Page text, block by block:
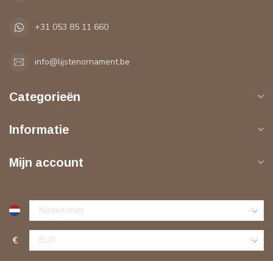
+31 053 85 11 660
info@lijstenornament.be
Categorieën
Informatie
Mijn account
€